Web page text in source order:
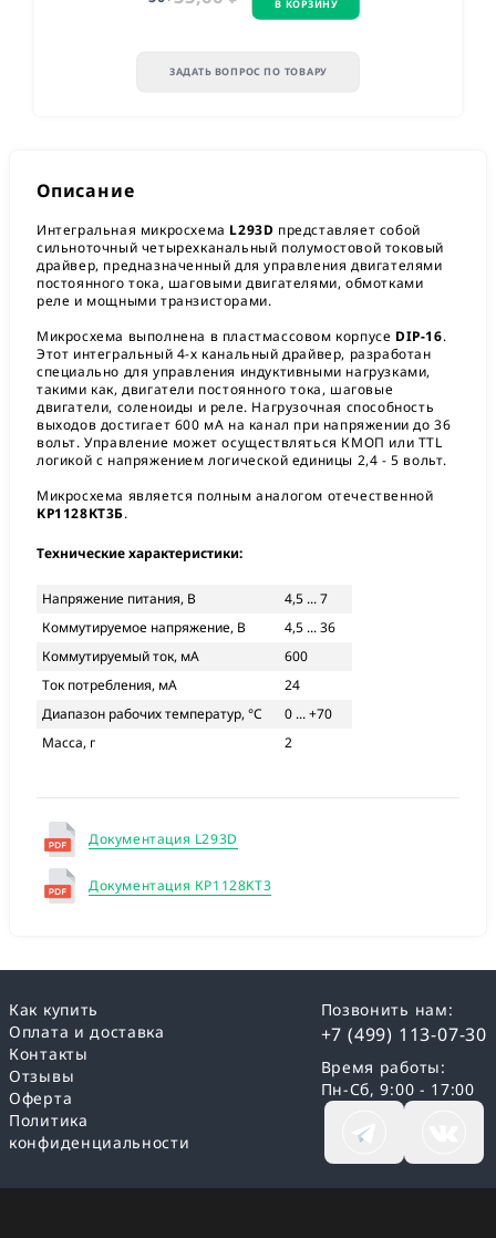
В КОРЗИНУ
ЗАДАТЬ ВОПРОС ПО ТОВАРУ
Описание
Интегральная микросхема L293D представляет собой
сильноточный четырехканальный полумостовой токовый
драйвер, предназначенный для управления двигателями
постоянного тока, шаговыми двигателями, обмотками
реле и мощными транзисторами.
Микросхема выполнена в пластмассовом корпусе DIP-16.
Этот интегральный 4-х канальный драйвер, разработан
специально для управления индуктивными нагрузками,
такими как, двигатели постоянного тока, шаговые
двигатели, соленоиды и реле. Нагрузочная способность
выходов достигает 600 мА на канал при напряжении до 36
вольт. Управление может осуществляться КМОП или TTL
логикой с напряжением логической единицы 2,4 - 5 вольт.
Микросхема является полным аналогом отечественной
КР1128КТ3Б.
Технические характеристики:
Напряжение питания, В
4,5 ... 7
Коммутируемое напряжение, В
4,5 ... 36
Коммутируемый ток, мА
600
Ток потребления, мА
24
Диапазон рабочих температур, °С
0 ... +70
Масса, г
2
Документация L293D
Документация КР1128KT3
Как купить
Оплата и доставка
Контакты
Отзывы
Оферта
Политика
конфиденциальности
Позвонить нам:
+7 (499) 113-07-30
Время работы:
Пн-Сб, 9:00 - 17:00